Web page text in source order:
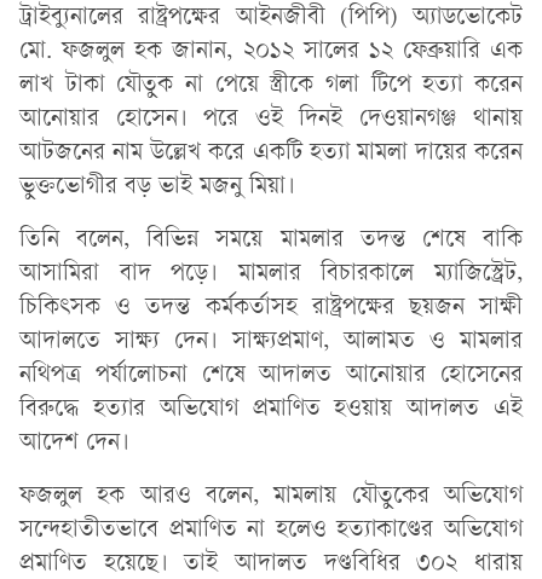
ট্রাইব্যুনালের রাষ্ট্রপক্ষের আইনজীবী (পিপি) অ্যাডভোকেট
মো. ফজলুল হক জানান, ২০১২ সালের ১২ ফেব্রুয়ারি এক
লাখ টাকা যৌতুক না পেয়ে স্ত্রীকে গলা টিপে হত্যা করেন
আনোয়ার হোসেন। পরে ওই দিনই দেওয়ানগঞ্জ থানায়
আটজনের নাম উল্লেখ করে একটি হত্যা মামলা দায়ের করেন
ভুক্তভোগীর বড় ভাই মজনু মিয়া।
তিনি বলেন, বিভিন্ন সময়ে মামলার তদন্ত শেষে বাকি
আসামিরা বাদ পড়ে। মামলার বিচারকালে ম্যাজিস্ট্রেট,
চিকিৎসক ও তদন্ত কর্মকর্তাসহ রাষ্ট্রপক্ষের ছয়জন সাক্ষী
আদালতে সাক্ষ্য দেন। সাক্ষ্যপ্রমাণ, আলামত ও মামলার
নথিপত্র পর্যালোচনা শেষে আদালত আনোয়ার হোসেনের
বিরুদ্ধে হত্যার অভিযোগ প্রমাণিত হওয়ায় আদালত এই
আদেশ দেন।
ফজলুল হক আরও বলেন, মামলায় যৌতুকের অভিযোগ
সন্দেহাতীতভাবে প্রমাণিত না হলেও হত্যাকাণ্ডের অভিযোগ
প্রমাণিত হয়েছে। তাই আদালত দণ্ডবিধির ৩০২ ধারায়